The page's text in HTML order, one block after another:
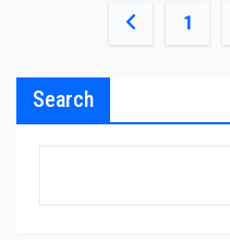
Posts
pagination
1
Search